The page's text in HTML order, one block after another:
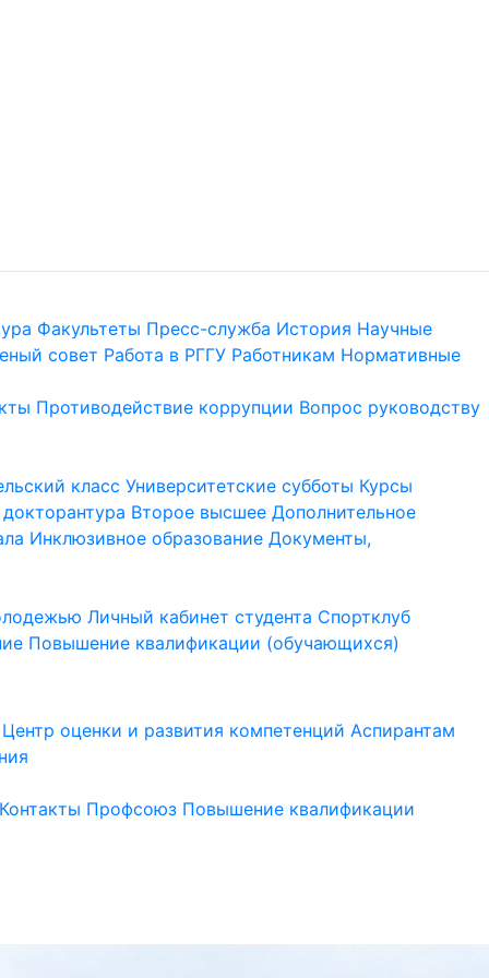
Факультеты Пресс-служба История Научные
совет Работа в РГГУ Работникам Нормативные
Противодействие коррупции Вопрос руководству
класс Университетские субботы Курсы
Второе высшее Дополнительное
Инклюзивное образование Документы,
Личный кабинет студента Спортклуб
Повышение квалификации (обучающихся)
Центр оценки и развития компетенций Аспирантам
Контакты Профсоюз Повышение квалификации